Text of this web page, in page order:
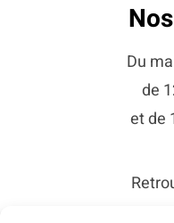
Du
de
et de